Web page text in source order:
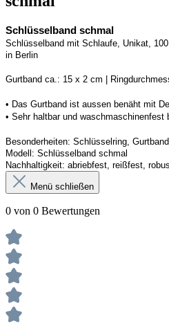
Schlüsselband schmal
Schlüsselband mit Schlaufe, Unikat,
in Berlin
Gurtband ca.: 15 x 2 cm |
• Das Gurtband ist aussen benäht mit
• Sehr haltbar und waschmaschinenfest
Besonderheiten: Schlüsselring, Gurtband
Modell: Schlüsselband schmal
Nachhaltigkeit: abriebfest, reißfest,
Menü schließen
0 von 0 Bewertungen